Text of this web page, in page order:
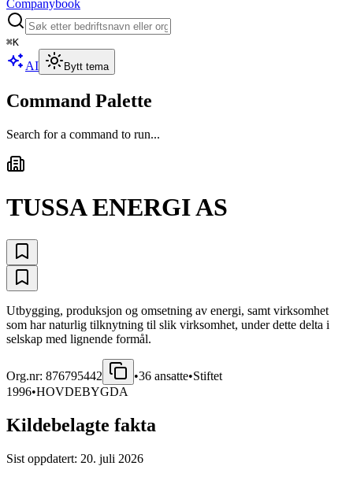
Companybook
⌘K
AI Bytt tema
Command Palette
Search for a command to run...
TUSSA ENERGI AS
Utbygging, produksjon og omsetning av energi, samt virksomhet
som har naturlig tilknytning til slik virksomhet, under dette delta i
selskap med lignende formål.
Org.nr: 876795442 •36 ansatte•Stiftet
1996•HOVDEBYGDA
Kildebelagte fakta
Sist oppdatert: 20. juli 2026